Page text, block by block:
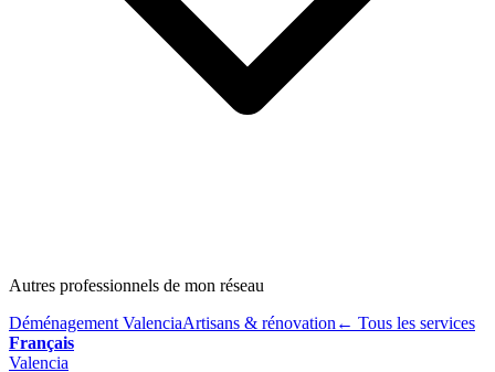
Autres professionnels de mon réseau
Déménagement ValenciaArtisans & rénovation ← Tous les services
Français
Valencia